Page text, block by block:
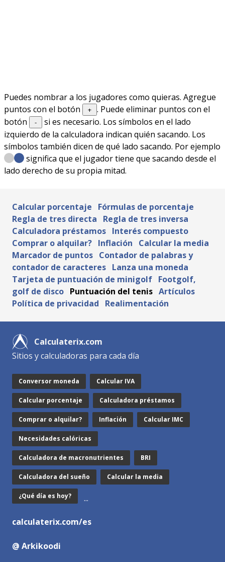
Puedes nombrar a los jugadores como quieras. Agregue
puntos con el botón
+
. Puede eliminar puntos con el
botón
-
si es necesario. Los símbolos en el lado
izquierdo de la calculadora indican quién sacando. Los
símbolos también dicen de qué lado sacando. Por ejemplo
significa que el jugador tiene que sacando desde el
lado derecho de su propia mitad.
Calcular porcentaje
Fórmulas de porcentaje
Regla de tres directa
Regla de tres inversa
Calculadora préstamos Interés compuesto
Comprar o alquilar? Inflación
Calcular la media
Marcador de puntos Contador de palabras y
contador de caracteres Lanza una moneda
Tarjeta de puntuación de minigolf Footgolf,
golf de disco Puntuación del tenis Artículos
Política de privacidad
Realimentación
Calculaterix.com
Sitios y calculadoras para cada día
Conversor moneda Calcular IVA
Calcular porcentaje Calculadora préstamos
Comprar o alquilar? Inflación Calcular IMC
Necesidades calóricas
Calculadora de macronutrientes BRI
Calculadora del sueño Calcular la media
¿Qué día es hoy? ...
calculaterix.com/es
@ Arkikoodi